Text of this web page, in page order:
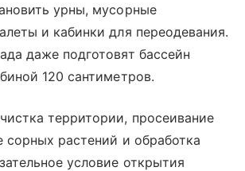
урны, мусорные
и кабинки для переодевания.
даже подготовят бассейн
120 сантиметров.
территории, просеивание
сорных растений и обработка
условие открытия